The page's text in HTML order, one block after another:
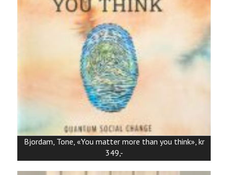
Bjordam, Tone, «You matter more than you think», kr
349,-